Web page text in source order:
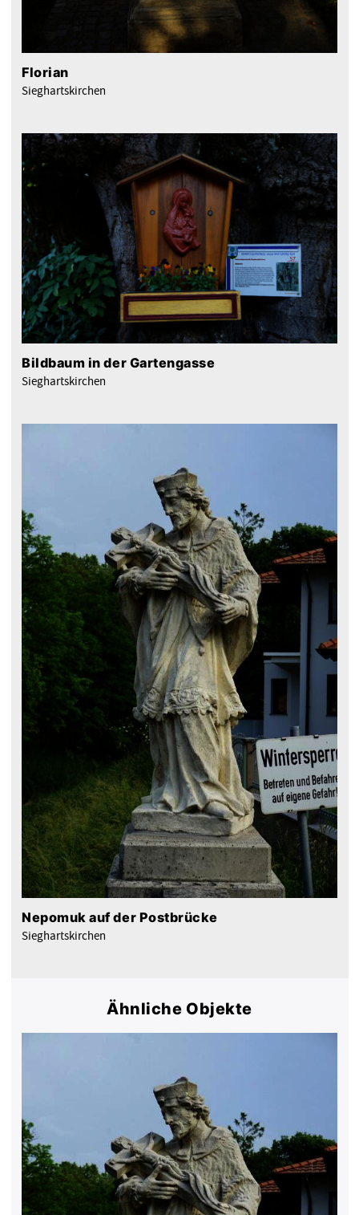
Florian
Sieghartskirchen
Bildbaum in der Gartengasse
Sieghartskirchen
Nepomuk auf der Postbrücke
Sieghartskirchen
Ähnliche Objekte